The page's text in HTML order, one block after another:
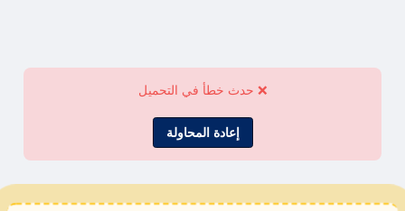
❌ حدث خطأ في التحميل
إعادة المحاولة